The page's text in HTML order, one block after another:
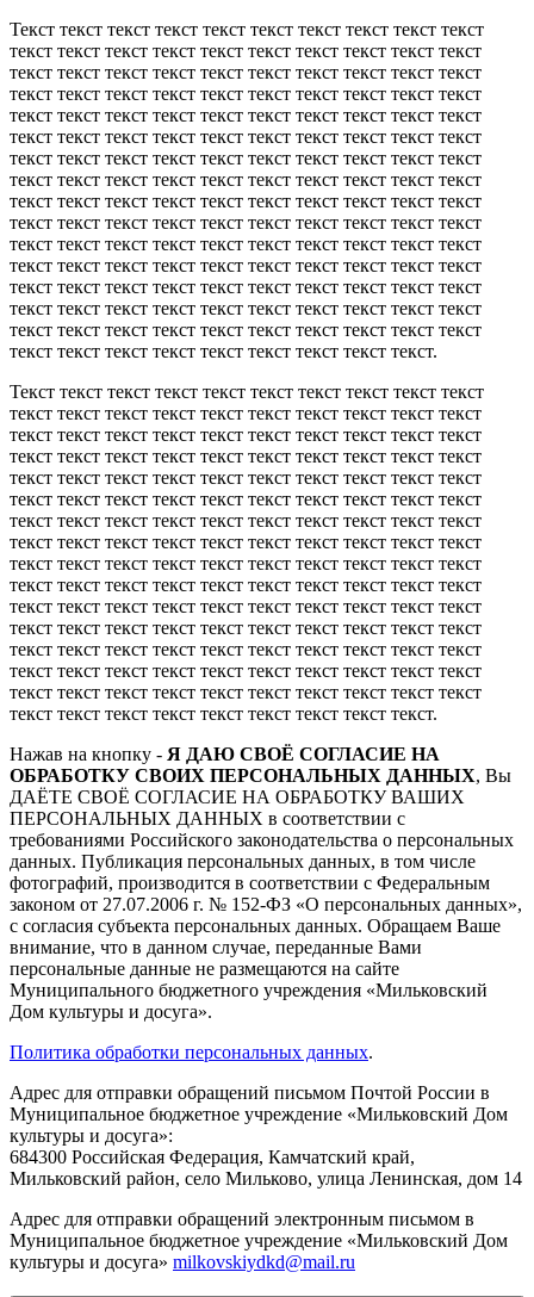
Текст текст текст текст текст текст текст текст текст текст
текст текст текст текст текст текст текст текст текст текст
текст текст текст текст текст текст текст текст текст текст
текст текст текст текст текст текст текст текст текст текст
текст текст текст текст текст текст текст текст текст текст
текст текст текст текст текст текст текст текст текст текст
текст текст текст текст текст текст текст текст текст текст
текст текст текст текст текст текст текст текст текст текст
текст текст текст текст текст текст текст текст текст текст
текст текст текст текст текст текст текст текст текст текст
текст текст текст текст текст текст текст текст текст текст
текст текст текст текст текст текст текст текст текст текст
текст текст текст текст текст текст текст текст текст текст
текст текст текст текст текст текст текст текст текст текст
текст текст текст текст текст текст текст текст текст текст
текст текст текст текст текст текст текст текст текст.
Текст текст текст текст текст текст текст текст текст текст
текст текст текст текст текст текст текст текст текст текст
текст текст текст текст текст текст текст текст текст текст
текст текст текст текст текст текст текст текст текст текст
текст текст текст текст текст текст текст текст текст текст
текст текст текст текст текст текст текст текст текст текст
текст текст текст текст текст текст текст текст текст текст
текст текст текст текст текст текст текст текст текст текст
текст текст текст текст текст текст текст текст текст текст
текст текст текст текст текст текст текст текст текст текст
текст текст текст текст текст текст текст текст текст текст
текст текст текст текст текст текст текст текст текст текст
текст текст текст текст текст текст текст текст текст текст
текст текст текст текст текст текст текст текст текст текст
текст текст текст текст текст текст текст текст текст текст
текст текст текст текст текст текст текст текст текст.
Нажав на кнопку - Я ДАЮ СВОЁ СОГЛАСИЕ НА
ОБРАБОТКУ СВОИХ ПЕРСОНАЛЬНЫХ ДАННЫХ, Вы
ДАЁТЕ СВОЁ СОГЛАСИЕ НА ОБРАБОТКУ ВАШИХ
ПЕРСОНАЛЬНЫХ ДАННЫХ в соответствии с
требованиями Российского законодательства о персональных
данных. Публикация персональных данных, в том числе
фотографий, производится в соответствии с Федеральным
законом от 27.07.2006 г. № 152-ФЗ «О персональных данных»,
с согласия субъекта персональных данных. Обращаем Ваше
внимание, что в данном случае, переданные Вами
персональные данные не размещаются на сайте
Муниципального бюджетного учреждения «Мильковский
Дом культуры и досуга».
Политика обработки персональных данных.
Адрес для отправки обращений письмом Почтой России в
Муниципальное бюджетное учреждение «Мильковский Дом
культуры и досуга»:
684300 Российская Федерация, Камчатский край,
Мильковский район, село Мильково, улица Ленинская, дом 14
Адрес для отправки обращений электронным письмом в
Муниципальное бюджетное учреждение «Мильковский Дом
культуры и досуга» milkovskiydkd@mail.ru